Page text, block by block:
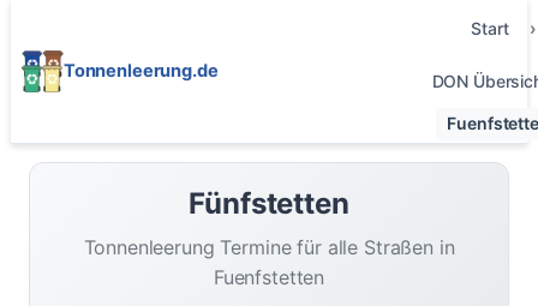
Tonnenleerung.de
Start
DON
Fünfstetten
Tonnenleerung Termine für alle Straßen in
Fuenfstetten